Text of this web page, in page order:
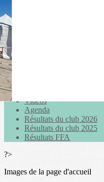
Exporter les lignes sélectionnées
Menu
<
>
Vidéos
Agenda
Résultats du club 2026
Résultats du club 2025
Résultats FFA
?>
Images de la page d'accueil